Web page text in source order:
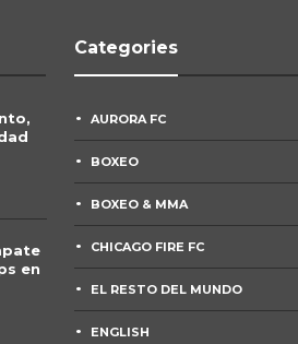
en
Argentina
extra y avanza
0 82
Inglaterra
tiempo extra y
semifinales del
Categories
AURORA FC
BOXEO
BOXEO & MMA
CHICAGO FIRE FC
EL RESTO DEL MUNDO
ENGLISH